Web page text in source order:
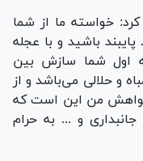
خواسته ما از شما
باشید و با عجله
اول شما سازش بین
و حلالی می‌باشد و از
خواهش من این است که
و ... به حرام